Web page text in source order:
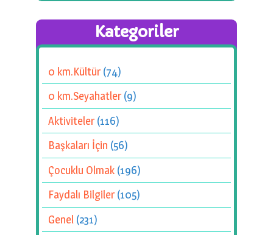
Kategoriler
0 km.Kültür(74)
0 km.Seyahatler(9)
Aktiviteler(116)
Başkaları İçin (56)
Çocuklu Olmak (196)
Faydalı Bilgiler(105)
Genel (231)